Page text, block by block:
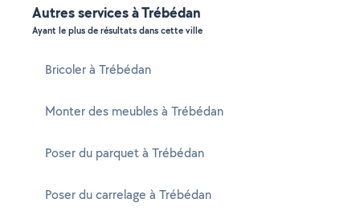
Autres services à Trébédan
Ayant le plus de résultats dans cette ville
Bricoler à Trébédan
Monter des meubles à Trébédan
Poser du parquet à Trébédan
Poser du carrelage à Trébédan